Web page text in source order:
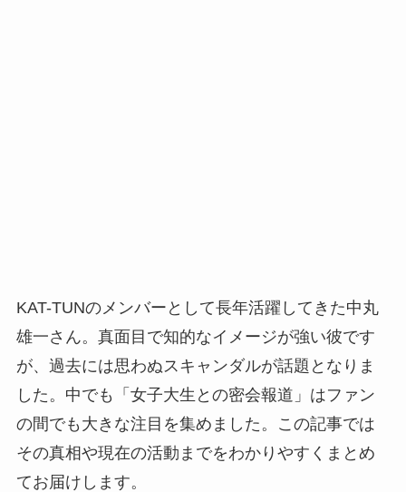
KAT-TUNのメンバーとして長年活躍してきた中丸
雄一さん。真面目で知的なイメージが強い彼です
が、過去には思わぬスキャンダルが話題となりま
した。中でも「女子大生との密会報道」はファン
の間でも大きな注目を集めました。この記事では
その真相や現在の活動までをわかりやすくまとめ
てお届けします。